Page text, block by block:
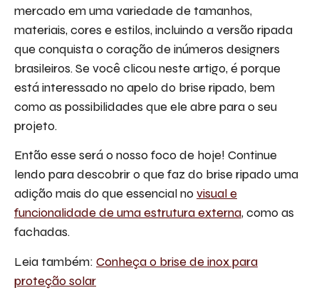
mercado em uma variedade de tamanhos,
materiais, cores e estilos, incluindo a versão ripada
que conquista o coração de inúmeros designers
brasileiros. Se você clicou neste artigo, é porque
está interessado no apelo do brise ripado, bem
como as possibilidades que ele abre para o seu
projeto.
Então esse será o nosso foco de hoje! Continue
lendo para descobrir o que faz do brise ripado uma
adição mais do que essencial no visual e
funcionalidade de uma estrutura externa, como as
fachadas.
Leia também: Conheça o brise de inox para
proteção solar